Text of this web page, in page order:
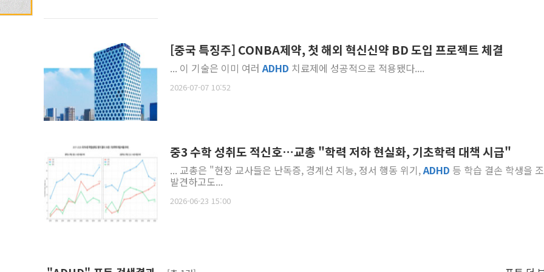
[중국 특징주] CONBA제약, 첫 해외 혁신신약 BD 도입 프로젝트 체결
... 이 기술은 이미 여러ADHD 치료제에 성공적으로 적용됐다....
2026-07-07 10:52
중3 수학 성취도 적신호…교총 "학력 저하 현실화, 기초학력 대책 시급"
... 교총은 "현장 교사들은 난독증, 경계선 지능, 정서 행동 위기,ADHD 등 학습 결손 학생을
발견하고도...
2026-06-23 15:00